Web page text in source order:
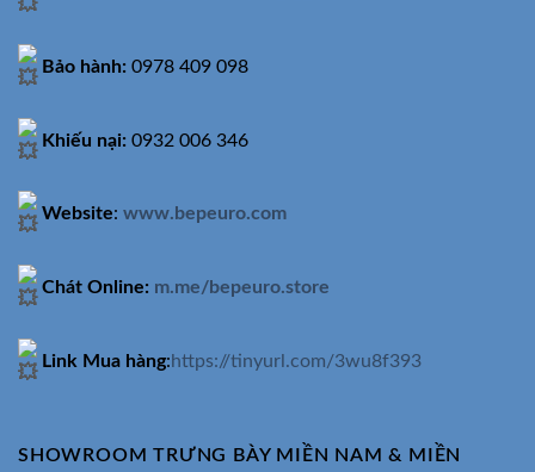
Bảo hành: 0978 409 098
Khiếu nại: 0932 006 346
Website: www.bepeuro.com
Chát Online: m.me/bepeuro.store
Link Mua hàng:https://tinyurl.com/3wu8f393
SHOWROOM TRƯNG BÀY MIỀN NAM & MIỀN